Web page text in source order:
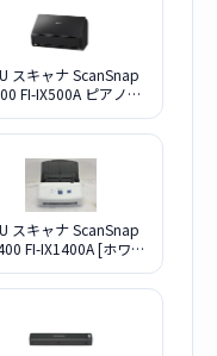
スキャナ ScanSnap
FI-IX500A ピアノブ
スキャナ ScanSnap
FI-IX1400A [ホワイ